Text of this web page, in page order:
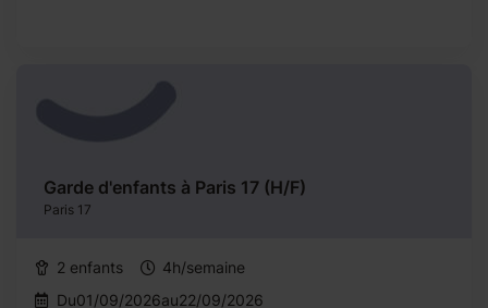
Garde d'enfants à Paris 17 (H/F)
Paris 17
2 enfants
4h/semaine
Du01/09/2026au22/09/2026